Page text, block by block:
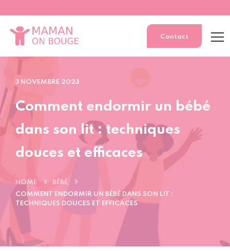
Contact
3 NOVEMBRE 2023
Comment endormir un bébé
dans son lit : techniques
douces et efficaces
HOME
BÉBÉ
COMMENT ENDORMIR UN BÉBÉ DANS SON LIT :
TECHNIQUES DOUCES ET EFFICACES